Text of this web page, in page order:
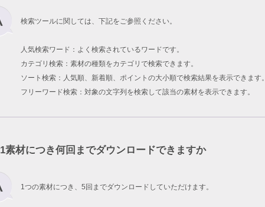
検索ツールに関しては、下記をご参照ください。
人気検索ワード：よく検索されているワードです。
カテゴリ検索：素材の種類をカテゴリで検索できます。
ソート検索：人気順、新着順、ポイントの大小順で検索結果を表示できます。
フリーワード検索：対象の文字列を検索して該当の素材を表示できます。
1素材につき何回までダウンロードできますか
1つの素材につき、5回までダウンロードしていただけます。